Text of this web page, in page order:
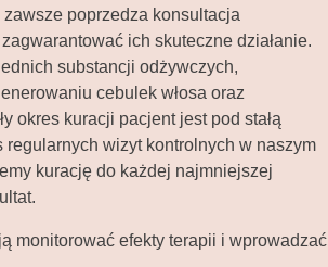
poprzedza konsultacja
ich skuteczne działanie.
substancji odżywczych,
cebulek włosa oraz
okres kuracji pacjent jest pod stałą
wizyt kontrolnych w naszym
kurację do każdej najmniejszej
monitorować efekty terapii i wprowadzać